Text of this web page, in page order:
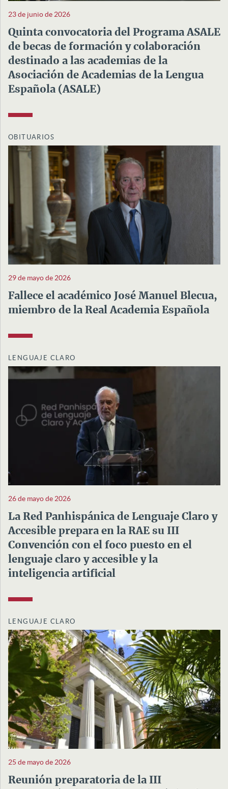
23 de junio de 2026
Quinta convocatoria del Programa ASALE
de becas de formación y colaboración
destinado a las academias de la
Asociación de Academias de la Lengua
Española (ASALE)
OBITUARIOS
29 de mayo de 2026
Fallece el académico José Manuel Blecua,
miembro de la Real Academia Española
LENGUAJE CLARO
26 de mayo de 2026
La Red Panhispánica de Lenguaje Claro y
Accesible prepara en la RAE su III
Convención con el foco puesto en el
lenguaje claro y accesible y la
inteligencia artificial
LENGUAJE CLARO
25 de mayo de 2026
Reunión preparatoria de la III